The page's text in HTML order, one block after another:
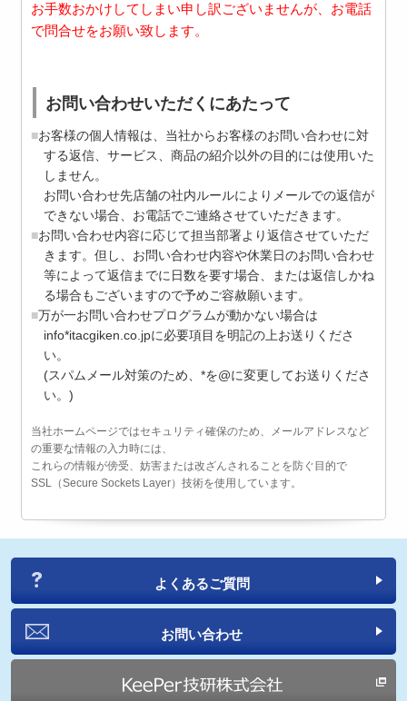
お手数おかけしてしまい申し訳ございませんが、お電話
で問合せをお願い致します。
お問い合わせいただくにあたって
お客様の個人情報は、当社からお客様のお問い合わせに対
する返信、サービス、商品の紹介以外の目的には使用いた
しません。
お問い合わせ先店舗の社内ルールによりメールでの返信が
できない場合、お電話でご連絡させていただきます。
お問い合わせ内容に応じて担当部署より返信させていただ
きます。但し、お問い合わせ内容や休業日のお問い合わせ
等によって返信までに日数を要す場合、または返信しかね
る場合もございますので予めご容赦願います。
万が一お問い合わせプログラムが動かない場合は
info*itacgiken.co.jpに必要項目を明記の上お送りくださ
い。
(スパムメール対策のため、*を@に変更してお送りくださ
い。)
当社ホームページではセキュリティ確保のため、メールアドレスなど
の重要な情報の入力時には、
これらの情報が傍受、妨害または改ざんされることを防ぐ目的で
SSL（Secure Sockets Layer）技術を使用しています。
よくあるご質問
お問い合わせ